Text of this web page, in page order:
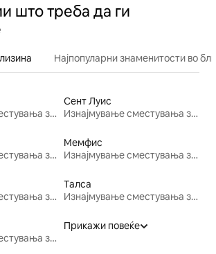
што треба да ги
Најпопуларни знаменитости во
Изнајмување сместувања за одмор
Сент Луис
Изнајмување сместувања за одмор
Изнајмување сместувања за одмор
Мемфис
Изнајмување сместувања за одмор
Изнајмување сместувања за одмор
Талса
Изнајмување сместувања за одмор
Изнајмување сместувања за одмор
Прикажи повеќе